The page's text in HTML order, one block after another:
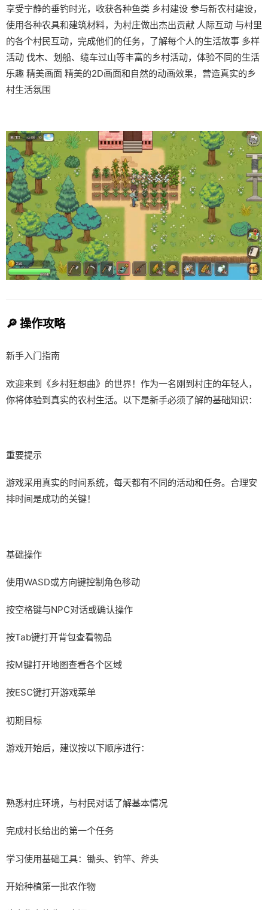
享受宁静的垂钓时光，收获各种鱼类 乡村建设 参与新农村建设，
使用各种农具和建筑材料，为村庄做出杰出贡献 人际互动 与村里
的各个村民互动，完成他们的任务，了解每个人的生活故事 多样
活动 伐木、划船、缆车过山等丰富的乡村活动，体验不同的生活
乐趣 精美画面 精美的2D画面和自然的动画效果，营造真实的乡
村生活氛围
🔎 操作攻略
新手入门指南
欢迎来到《乡村狂想曲》的世界！作为一名刚到村庄的年轻人，
你将体验到真实的农村生活。以下是新手必须了解的基础知识：
重要提示
游戏采用真实的时间系统，每天都有不同的活动和任务。合理安
排时间是成功的关键！
基础操作
使用WASD或方向键控制角色移动
按空格键与NPC对话或确认操作
按Tab键打开背包查看物品
按M键打开地图查看各个区域
按ESC键打开游戏菜单
初期目标
游戏开始后，建议按以下顺序进行：
熟悉村庄环境，与村民对话了解基本情况
完成村长给出的第一个任务
学习使用基础工具：锄头、钓竿、斧头
开始种植第一批农作物